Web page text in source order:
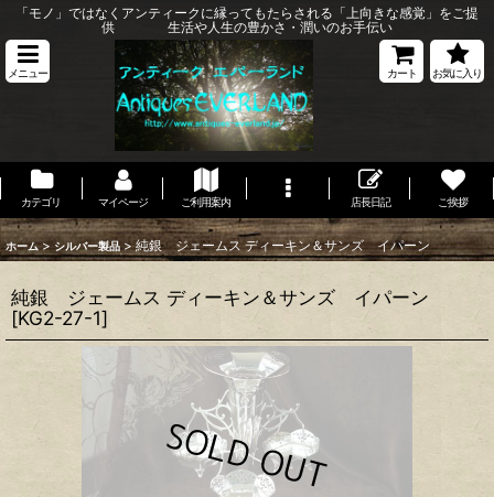
「モノ」ではなくアンティークに縁ってもたらされる「上向きな感覚」をご提
供 生活や人生の豊かさ・潤いのお手伝い
メニュー カート お気に入り
カテゴリ マイページ ご利用案内 店長日記 ご挨拶
ホーム > シルバー製品 > 純銀 ジェームス ディーキン＆サンズ イパーン
純銀 ジェームス ディーキン＆サンズ イパーン
[KG2-27-1]